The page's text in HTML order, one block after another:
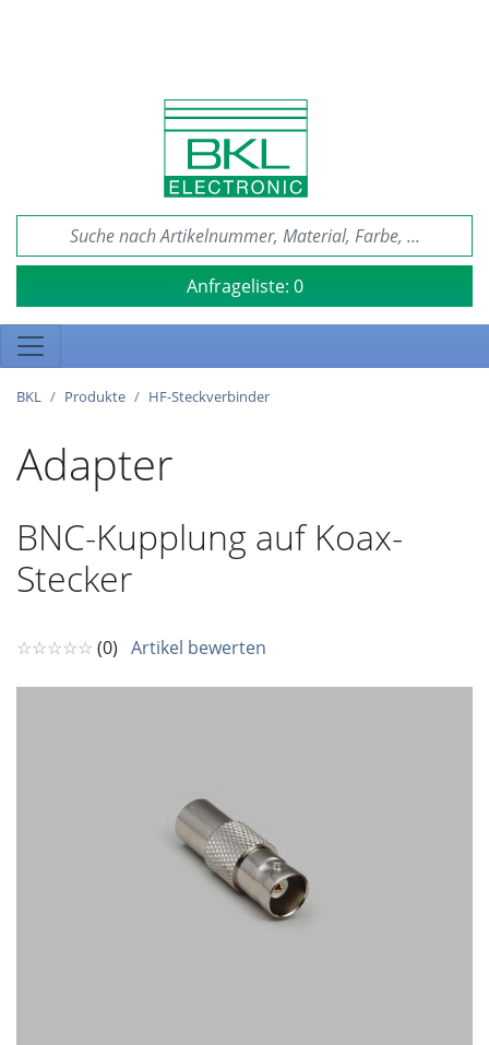
Anfrageliste: 0
BKL Produkte HF-Steckverbinder
Adapter
BNC-Kupplung auf Koax-
Stecker
☆☆☆☆☆ (0) Artikel bewerten